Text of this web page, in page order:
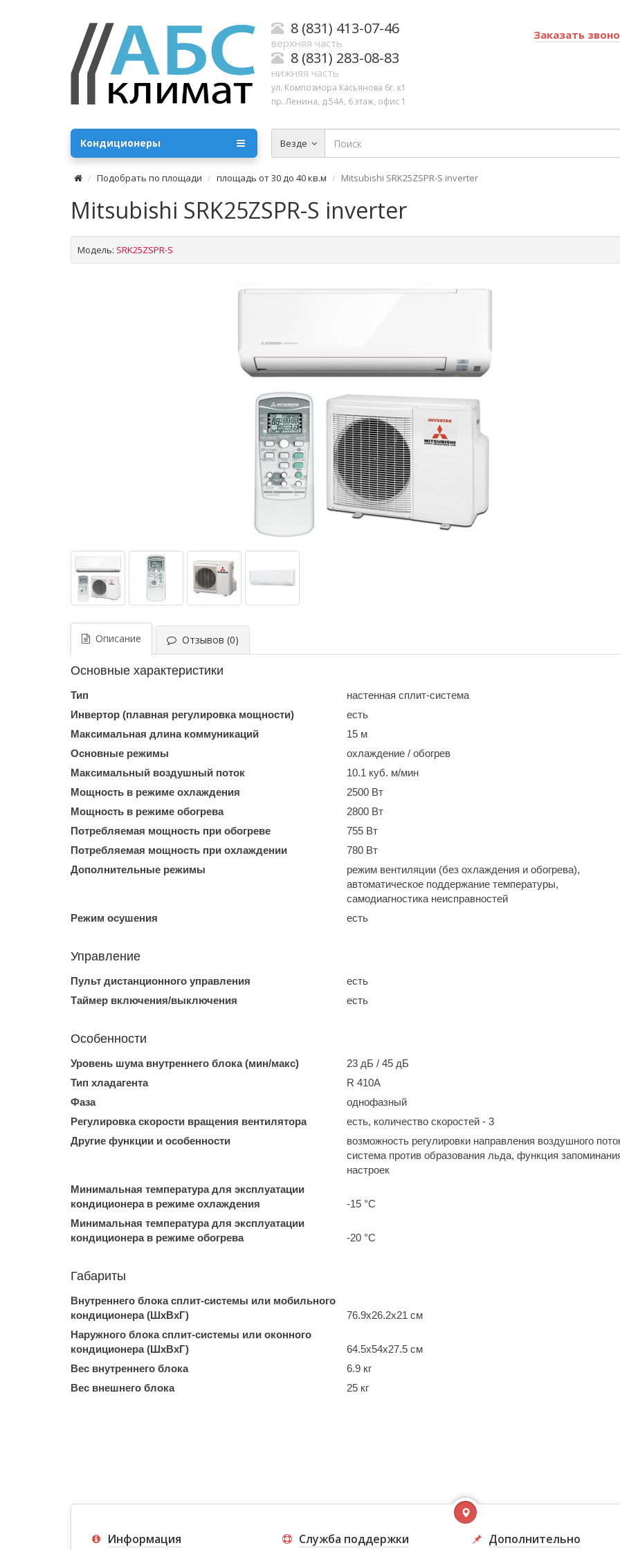
8 (831) 413-07-46
верхняя часть
8 (831) 283-08-83
нижняя часть
ул. Композиора Касьянова 6г. к1
пр. Ленина, д.54А, 6 этаж, офис 1
Заказать
Везде
Кондиционеры
Подобрать по площади площадь от 30 до 40 кв.м Mitsubishi SRK25ZSPR-S inverter
Mitsubishi SRK25ZSPR-S inverter
Модель: SRK25ZSPR-S
Описание Отзывов (0)
Основные характеристики
Тип
настенная сплит-система
Инвертор (плавная регулировка мощности)
есть
Максимальная длина коммуникаций
15 м
Основные режимы
охлаждение / обогрев
Максимальный воздушный поток
10.1 куб. м/мин
Мощность в режиме охлаждения
2500 Вт
Мощность в режиме обогрева
2800 Вт
Потребляемая мощность при обогреве
755 Вт
Потребляемая мощность при охлаждении
780 Вт
Дополнительные режимы
режим вентиляции (без охлаждения и обогрева),
автоматическое поддержание температуры,
самодиагностика неисправностей
Режим осушения
есть
Управление
Пульт дистанционного управления
есть
Таймер включения/выключения
есть
Особенности
Уровень шума внутреннего блока (мин/макс)
23 дБ / 45 дБ
Тип хладагента
R 410A
Фаза
однофазный
Регулировка скорости вращения вентилятора
есть, количество скоростей - 3
Другие функции и особенности
возможность регулировки направления воздушного
система против образования льда, функция
настроек
Минимальная температура для эксплуатации
кондиционера в режиме охлаждения
-15 °С
Минимальная температура для эксплуатации
кондиционера в режиме обогрева
-20 °С
Габариты
Внутреннего блока сплит-системы или мобильного
кондиционера (ШxВxГ)
76.9x26.2x21 см
Наружного блока сплит-системы или оконного
кондиционера (ШxВxГ)
64.5x54x27.5 см
Вес внутреннего блока
6.9 кг
Вес внешнего блока
25 кг
Информация Служба поддержки Дополнительно